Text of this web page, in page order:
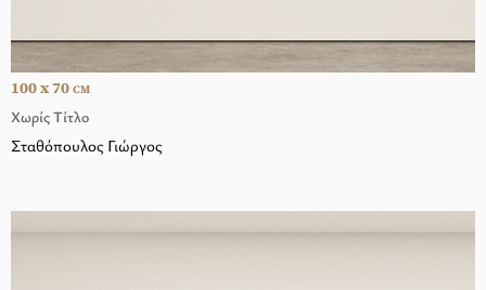
Χωρίς Τίτλο
100 x 70 CM
Σταθόπουλος Γιώργος